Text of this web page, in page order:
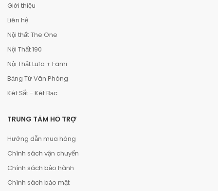
Giới thiệu
Liên hệ
Nội thất The One
Nội Thất 190
Nội Thất Lufa + Fami
Bảng Từ Văn Phòng
Két Sắt - Két Bạc
TRUNG TÂM HỖ TRỢ
Hướng dẫn mua hàng
Chính sách vận chuyển
Chính sách bảo hành
Chính sách bảo mật